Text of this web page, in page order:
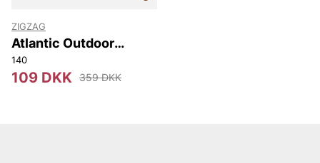
ZIGZAG
Atlantic Outdoor
Shorts
140
109 DKK 359 DKK